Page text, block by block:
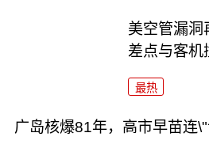
美空管漏洞
差点与客机
最热
广岛核爆81年，高市早苗连\"